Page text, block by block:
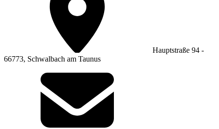
Hauptstraße 94 -
66773, Schwalbach am Taunus